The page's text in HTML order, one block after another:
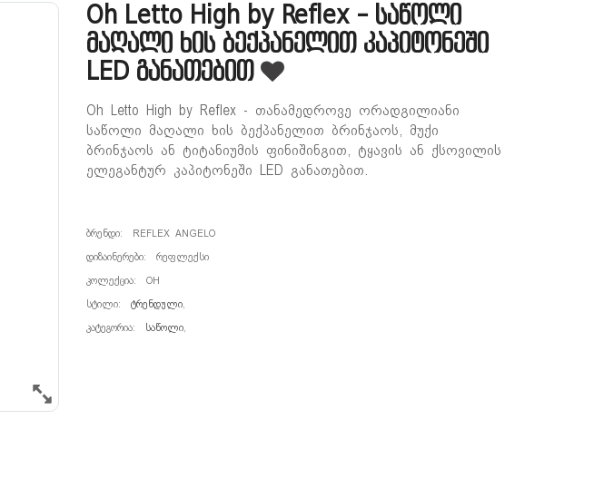
Oh Letto High by Reflex - საწოლი
მაღალი ხის ბექპანელით კაპიტონეში
LED განათებით
Oh Letto High by Reflex - თანამედროვე ორადგილიანი
საწოლი მაღალი ხის ბექპანელით ბრინჯაოს, მუქი
ბრინჯაოს ან ტიტანიუმის ფინიშინგით, ტყავის ან ქსოვილის
ელეგანტურ კაპიტონეში LED განათებით.
ᲑᲠᲔᲜᲓᲘ:
REFLEX ANGELO
ᲓᲘᲖᲐᲘᲜᲔᲠᲔᲑᲘ:
ᲠᲔᲤᲚᲔᲥᲡᲘ
ᲙᲝᲚᲔᲥᲪᲘᲐ:
OH
ᲡᲢᲘᲚᲘ:
ᲢᲠᲔᲜᲓᲣᲚᲘ,
ᲙᲐᲢᲔᲒᲝᲠᲘᲐ:
ᲡᲐᲬᲝᲚᲘ,